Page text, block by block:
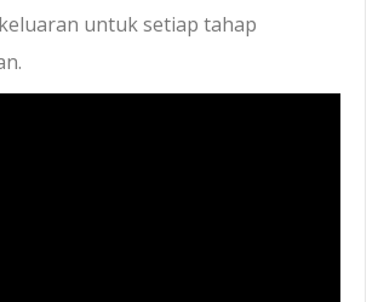
untuk setiap tahap